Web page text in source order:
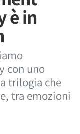
è in
con uno
trilogia che
tra emozioni